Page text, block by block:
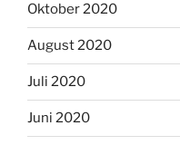
Oktober 2020
August 2020
Juli 2020
Juni 2020